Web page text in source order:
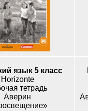
язык 5 класс
Horizonte
тетрадь
Аверин